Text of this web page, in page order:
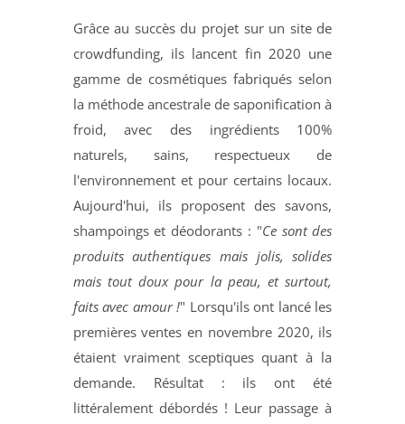
Grâce au succès du projet sur un site de
crowdfunding, ils lancent fin 2020 une
gamme de cosmétiques fabriqués selon
la méthode ancestrale de saponification à
froid, avec des ingrédients 100%
naturels, sains, respectueux de
l'environnement et pour certains locaux.
Aujourd'hui, ils proposent des savons,
shampoings et déodorants : "Ce sont des
produits authentiques mais jolis, solides
mais tout doux pour la peau, et surtout,
faits avec amour !" Lorsqu'ils ont lancé les
premières ventes en novembre 2020, ils
étaient vraiment sceptiques quant à la
demande. Résultat : ils ont été
littéralement débordés ! Leur passage à